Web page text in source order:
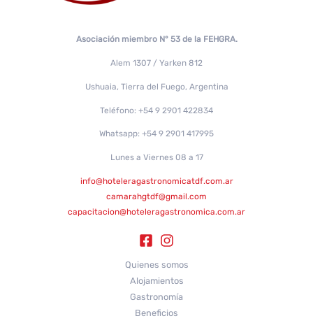
Asociación miembro N° 53 de la FEHGRA.
Alem 1307 / Yarken 812
Ushuaia, Tierra del Fuego, Argentina
Teléfono: +54 9 2901 422834
Whatsapp: +54 9 2901 417995
Lunes a Viernes 08 a 17
info@hoteleragastronomicatdf.com.ar
camarahgtdf@gmail.com
capacitacion@hoteleragastronomica.com.ar
Quienes somos
Alojamientos
Gastronomía
Beneficios